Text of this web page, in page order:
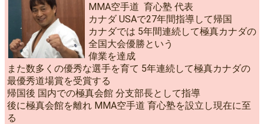
MMA空手道 育心塾 代表
カナダ USAで27年間指導して帰国
カナダでは 5年間連続して極真カナダの
全国大会優勝という
偉業を達成
また数多くの優秀な選手を育て 5年連続して極真カナダの
最優秀道場賞を受賞する
帰国後 国内での極真会館 分支部長として指導
後に極真会館を離れ MMA空手道 育心塾を設立し現在に至
る